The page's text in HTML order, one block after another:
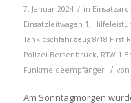
7. Januar 2024 / in
Einsatzleitwagen 1 ,
Tanklöschfahrzeug 8/18 First
Polizei Bersenbrück, RTW 1
Funkmeldeempfänger
/ von
Am Sonntagmorgen